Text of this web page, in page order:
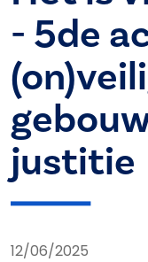
- 5de
justitie
12/06/2025